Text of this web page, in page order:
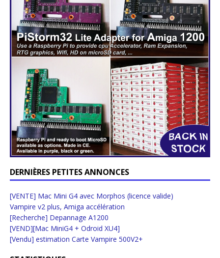
DERNIÈRES PETITES ANNONCES
[VENTE] Mac Mini G4 avec Morphos (licence valide)
Vampire v2 plus, Amiga accélération
[Recherche] Depannage A1200
[VEND][Mac MiniG4 + Odroid XU4]
[Vendu] estimation Carte Vampire 500V2+